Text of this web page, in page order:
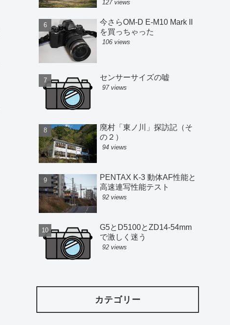
127 views
今さらOM-D E-M10 Mark II
を買っちゃった
106 views
センサーサイズの嘘
97 views
廃村「東ノ川」探訪記（そ
の２）
94 views
PENTAX K-3 動体AF性能と
高速連写性能テスト
92 views
G5とD5100とZD14-54mm
で激しく迷う
92 views
カテゴリー